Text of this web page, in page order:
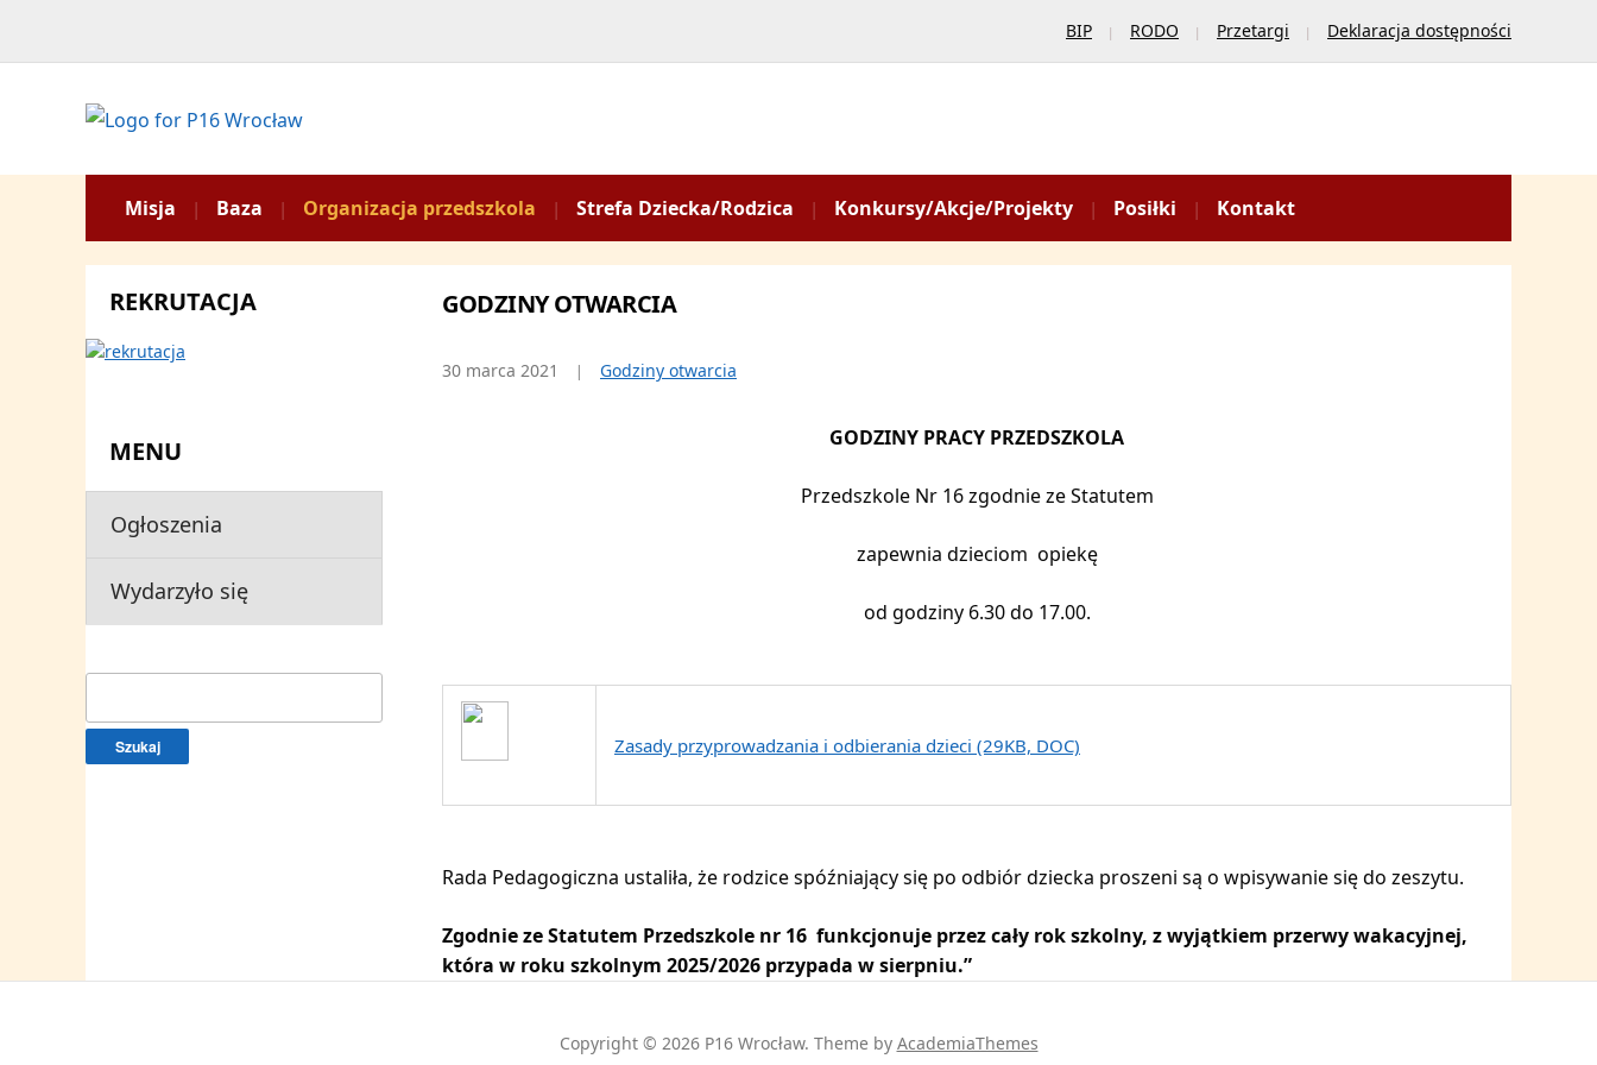
BIP RODO Przetargi Deklaracja dostępności
Misja Baza Organizacja przedszkola Strefa Dziecka/Rodzica Konkursy/Akcje/Projekty Posiłki Kontakt
REKRUTACJA
MENU
Ogłoszenia
Wydarzyło się
GODZINY OTWARCIA
30 marca 2021 Godziny otwarcia
GODZINY PRACY PRZEDSZKOLA
Przedszkole Nr 16 zgodnie ze Statutem
zapewnia dzieciom opiekę
od godziny 6.30 do 17.00.
Zasady przyprowadzania i odbierania dzieci (29KB, DOC)
Rada Pedagogiczna ustaliła, że rodzice spóźniający się po odbiór dziecka proszeni są o wpisywanie się do zeszytu.
Zgodnie ze Statutem Przedszkole nr 16 funkcjonuje przez cały rok szkolny, z wyjątkiem przerwy wakacyjnej,
która w roku szkolnym 2025/2026 przypada w sierpniu.”
Copyright © 2026 P16 Wrocław. Theme by AcademiaThemes